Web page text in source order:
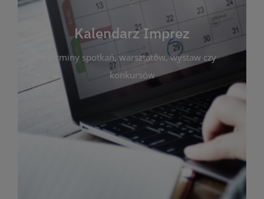
Kalendarz Imprez
terminy spotkań, warsztatów, wystaw czy
konkursów
przez bibliotekę. Możesz tu sprawdzić terminy
spotkań, warsztatów, wystaw czy konkursów.
Dzięki przejrzystemu kalendarzowi łatwo
zaplanujesz udział w interesujących Cię
wydarzeniach. Aktualizujemy harmonogram na
bieżąco, by zawsze był zgodny z planem pracy
biblioteki. Zapraszamy do śledzenia i uczestnictwa
w życiu kulturalnym miasta!
WIĘCEJ